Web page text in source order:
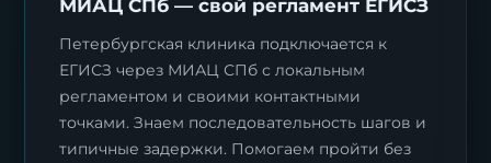
МИАЦ СПб — свой регламент ЕГИСЗ
Петербургская клиника подключается к
ЕГИСЗ через МИАЦ СПб с локальным
регламентом и своими контактными
точками. Знаем последовательность шагов и
типичные задержки. Помогаем пройти без